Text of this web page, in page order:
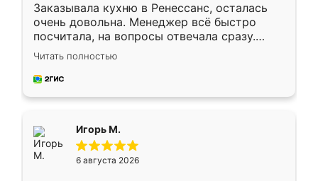
Заказывала кухню в Ренессанс, осталась
очень довольна. Менеджер всё быстро
посчитала, на вопросы отвечала сразу.
Замерщик приехал в субботу, подошёл к
делу со всей ответственностью. Собрали
за день, ребята работали аккуратно, даже
Читать полностью
Игорь М.
6 августа 2026